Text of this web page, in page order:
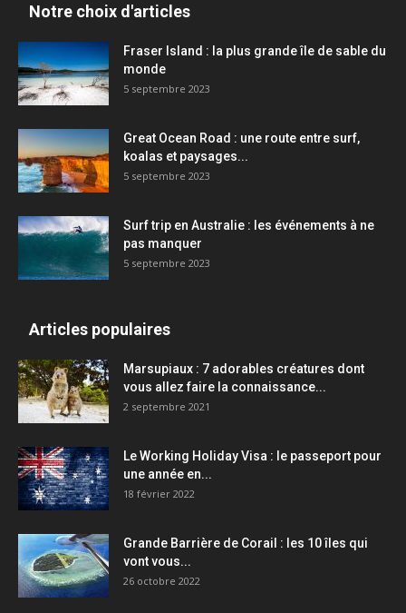
Notre choix d'articles
Fraser Island : la plus grande île de sable du
monde
5 septembre 2023
Great Ocean Road : une route entre surf,
koalas et paysages...
5 septembre 2023
Surf trip en Australie : les événements à ne
pas manquer
5 septembre 2023
Articles populaires
Marsupiaux : 7 adorables créatures dont
vous allez faire la connaissance...
2 septembre 2021
Le Working Holiday Visa : le passeport pour
une année en...
18 février 2022
Grande Barrière de Corail : les 10 îles qui
vont vous...
26 octobre 2022